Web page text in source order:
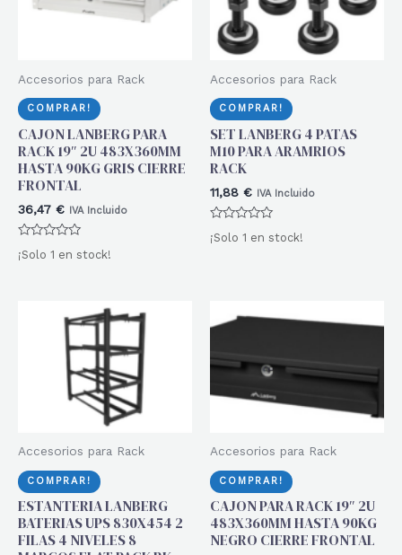
Accesorios para Rack
COMPRAR!
CAJON LANBERG PARA
RACK 19″ 2U 483X360MM
HASTA 90KG GRIS CIERRE
FRONTAL
36,47 € IVA Incluido
Valorado
con
¡Solo 1 en stock!
Accesorios para Rack
COMPRAR!
SET LANBERG 4 PATAS
M10 PARA ARAMRIOS
RACK
11,88 € IVA Incluido
Valorado
con
¡Solo 1 en stock!
Accesorios para Rack
COMPRAR!
ESTANTERIA LANBERG
BATERIAS UPS 830X454 2
FILAS 4 NIVELES 8
Accesorios para Rack
COMPRAR!
CAJON PARA RACK 19″ 2U
483X360MM HASTA 90KG
NEGRO CIERRE FRONTAL